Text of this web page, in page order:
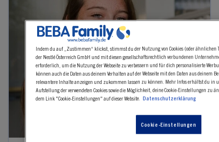
Indem du auf „Zustimmen“ klickst, stimmst du der Nutzung von Cookies (oder ähnlichen
der Nestlé Österreich GmbH und mit diesen gesellschaftsrechtlich verbundenen
erforderlich, um die Nutzung der Webseite zu verbessern und für dich personalisierte
können auch die Daten aus deinem Verhalten auf der Webseite mit den Daten aus deinem
relevantere Inhalte anzeigen und zukommen lassen zu können. Mehr Infos erhältst du in
Aufstellung der verwendeten Cookies sowie die Möglichkeit, deine Cookie-Einstellungen zu
dem Link "Cookie-Einstellungen" auf dieser Website. Datenschutzerklärung
Cookie-Einstellungen